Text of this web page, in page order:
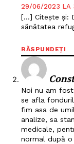
29/06/2023 LA
[…] Citește și:
sănătatea
RĂSPUNDEȚI
Noi nu am
se afla
fim asa de
analize, sa
medicale,
normal după